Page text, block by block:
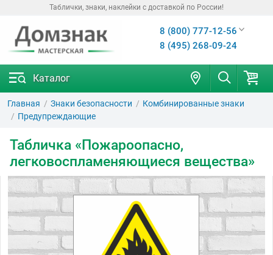
Таблички, знаки, наклейки с доставкой по России!
8 (800) 777-12-56
8 (495) 268-09-24
Каталог
Главная Знаки безопасности
Комбинированные знаки
Предупреждающие
Табличка «Пожароопасно,
легковоспламеняющиеся вещества»